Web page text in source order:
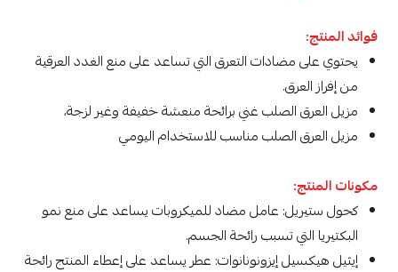
فوائد المنتج:
يحتوي على مضادات التعرق التي تساعد على منع الغدد العرقية
من إفراز العرق.
مزيل العرق الصلب غني برائحة منعشة خفيفة وغير لزجة،
مزيل العرق الصلب مناسب للاستخدام اليومي
مكونات المنتج:
كحول ستيريل: عامل مضاد للميكروبات يساعد على منع نمو
البكتيريا التي تسبب رائحة الجسم.
إيثيل هيكسيل إيزونونانوات: عطر يساعد على إعطاء المنتج رائحة